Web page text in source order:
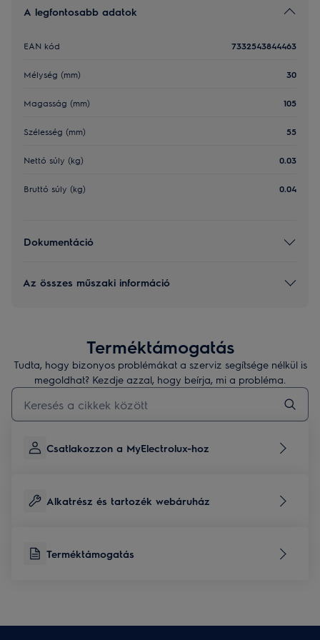
A legfontosabb adatok
EAN kód 7332543844463
Mélység (mm) 30
Magasság (mm) 105
Szélesség (mm) 55
Nettó súly (kg) 0.03
Bruttó súly (kg) 0.04
Dokumentáció
Az összes műszaki információ
Terméktámogatás
Tudta, hogy bizonyos problémákat a szerviz segítsége nélkül is
megoldhat? Kezdje azzal, hogy beírja, mi a probléma.
Kezdjen el gépelni a terméktámogatási cikkek kereséséhez
Csatlakozzon a MyElectrolux-hoz
Alkatrész és tartozék webáruház
Terméktámogatás